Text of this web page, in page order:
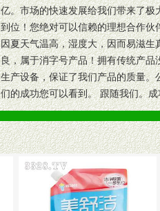
亿。市场的快速发展给我们带来了
到位！您绝对可以信赖的理想合作
因夏天气温高，湿度大，因而易滋
良，属于消字号产品！拥有传统产
生产设备，保证了我们产品的质量
们的成功您可以看到。 跟随我们。